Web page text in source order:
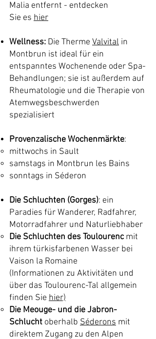
Malia entfernt - entdecken
Sie es hier
Wellness: Die Therme Valvital in
Montbrun ist ideal für ein
entspanntes Wochenende oder Spa-
Behandlungen; sie ist außerdem auf
Rheumatologie und die Therapie von
Atemwegsbeschwerden
spezialisiert
Provenzalische Wochenmärkte:
mittwochs in Sault
samstags in Montbrun les Bains
sonntags in Séderon
Die Schluchten (Gorges): ein
Paradies für Wanderer, Radfahrer,
Motorradfahrer und Naturliebhaber
Die Schluchten des Toulourencmit
ihrem türkisfarbenen Wasser bei
Vaison la Romaine
(Informationen zu Aktivitäten und
über das Toulourenc-Tal allgemein
finden Sie hier)
Die Meouge- und die Jabron-
Schlucht oberhalb Séderons mit
direktem Zugang zu den Alpen